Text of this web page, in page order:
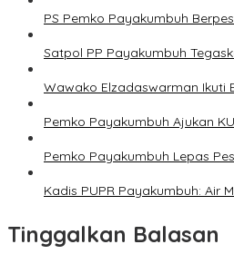
PS Pemko Payakumbuh
Satpol PP Payakumbuh
Wawako Elzadaswarman Ikuti
Pemko Payakumbuh Ajukan
Pemko Payakumbuh Lepas
Kadis PUPR Payakumbuh: Air
Tinggalkan Balasan